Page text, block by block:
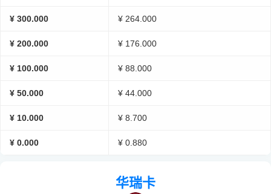
¥ 300.000 ¥ 264.000
¥ 200.000 ¥ 176.000
¥ 100.000 ¥ 88.000
¥ 50.000 ¥ 44.000
¥ 10.000 ¥ 8.700
¥ 0.000 ¥ 0.880
华瑞卡